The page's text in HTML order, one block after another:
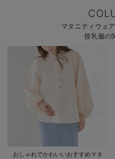
マタニティウェ
授乳服の
おしゃれでかわいいおすすめマタ